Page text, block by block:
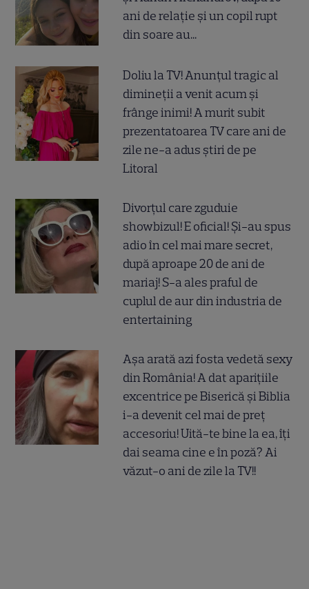
ani de relație și un copil rupt
din soare au...
Doliu la TV! Anunțul tragic al
dimineții a venit acum și
frânge inimi! A murit subit
prezentatoarea TV care ani de
zile ne-a adus știri de pe
Litoral
Divorțul care zguduie
showbizul! E oficial! Și-au spus
adio în cel mai mare secret,
după aproape 20 de ani de
mariaj! S-a ales praful de
cuplul de aur din industria de
entertaining
Așa arată azi fosta vedetă sexy
din România! A dat aparițiile
excentrice pe Biserică și Biblia
i-a devenit cel mai de preț
accesoriu! Uită-te bine la ea, îți
dai seama cine e în poză? Ai
văzut-o ani de zile la TV!!